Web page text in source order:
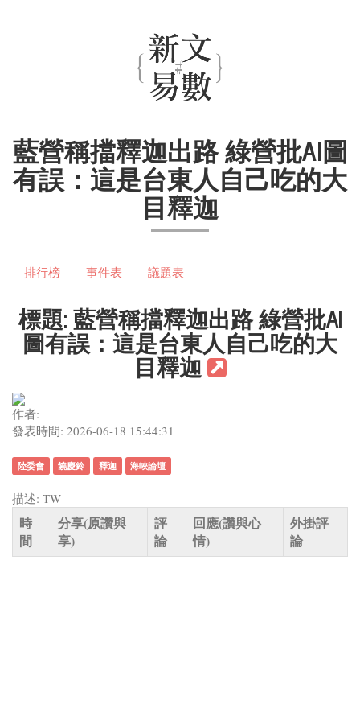
藍營稱擋釋迦出路 綠營批AI圖
有誤：這是台東人自己吃的大
目釋迦
排行榜 事件表 議題表
標題: 藍營稱擋釋迦出路 綠營批AI
圖有誤：這是台東人自己吃的大
目釋迦
作者:
發表時間: 2026-06-18 15:44:31
陸委會 饒慶鈴 釋迦 海峽論壇
描述: TW
時
間
分享(原讚與
享)
評
論
回應(讚與心
情)
外掛評
論